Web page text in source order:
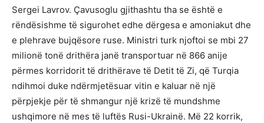
Sergei Lavrov. Çavusoglu gjithashtu tha se është e
rëndësishme të sigurohet edhe dërgesa e amoniakut dhe
e plehrave bujqësore ruse. Ministri turk njoftoi se mbi 27
milionë tonë drithëra janë transportuar në 866 anije
përmes korridorit të drithërave të Detit të Zi, që Turqia
ndihmoi duke ndërmjetësuar vitin e kaluar në një
përpjekje për të shmangur një krizë të mundshme
ushqimore në mes të luftës Rusi-Ukrainë. Më 22 korrik,